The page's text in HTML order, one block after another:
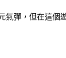
氣彈，但在這